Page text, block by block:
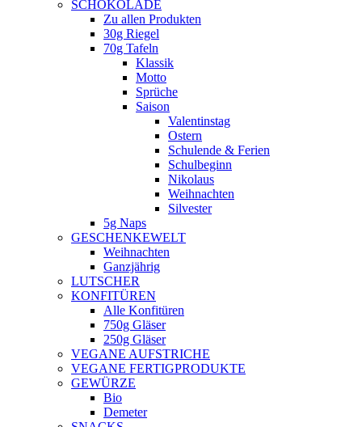
SCHOKOLADE
Zu allen Produkten
30g Riegel
70g Tafeln
Klassik
Motto
Sprüche
Saison
Valentinstag
Ostern
Schulende & Ferien
Schulbeginn
Nikolaus
Weihnachten
Silvester
5g Naps
GESCHENKEWELT
Weihnachten
Ganzjährig
LUTSCHER
KONFITÜREN
Alle Konfitüren
750g Gläser
250g Gläser
VEGANE AUFSTRICHE
VEGANE FERTIGPRODUKTE
GEWÜRZE
Bio
Demeter